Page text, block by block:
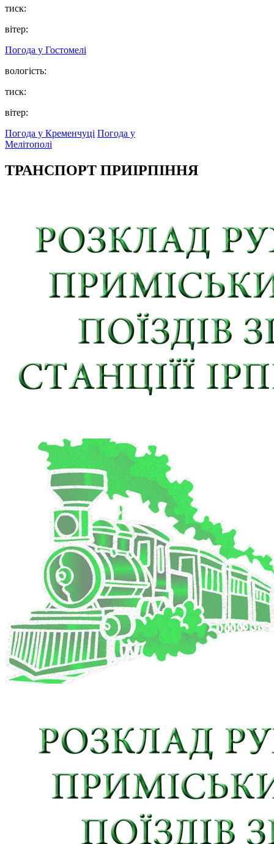
тиск:
вітер:
Погода у Гостомелі
вологість:
тиск:
вітер:
Погода у Кременчуці Погода у
Мелітополі
ТРАНСПОРТ ПРИІРПІННЯ